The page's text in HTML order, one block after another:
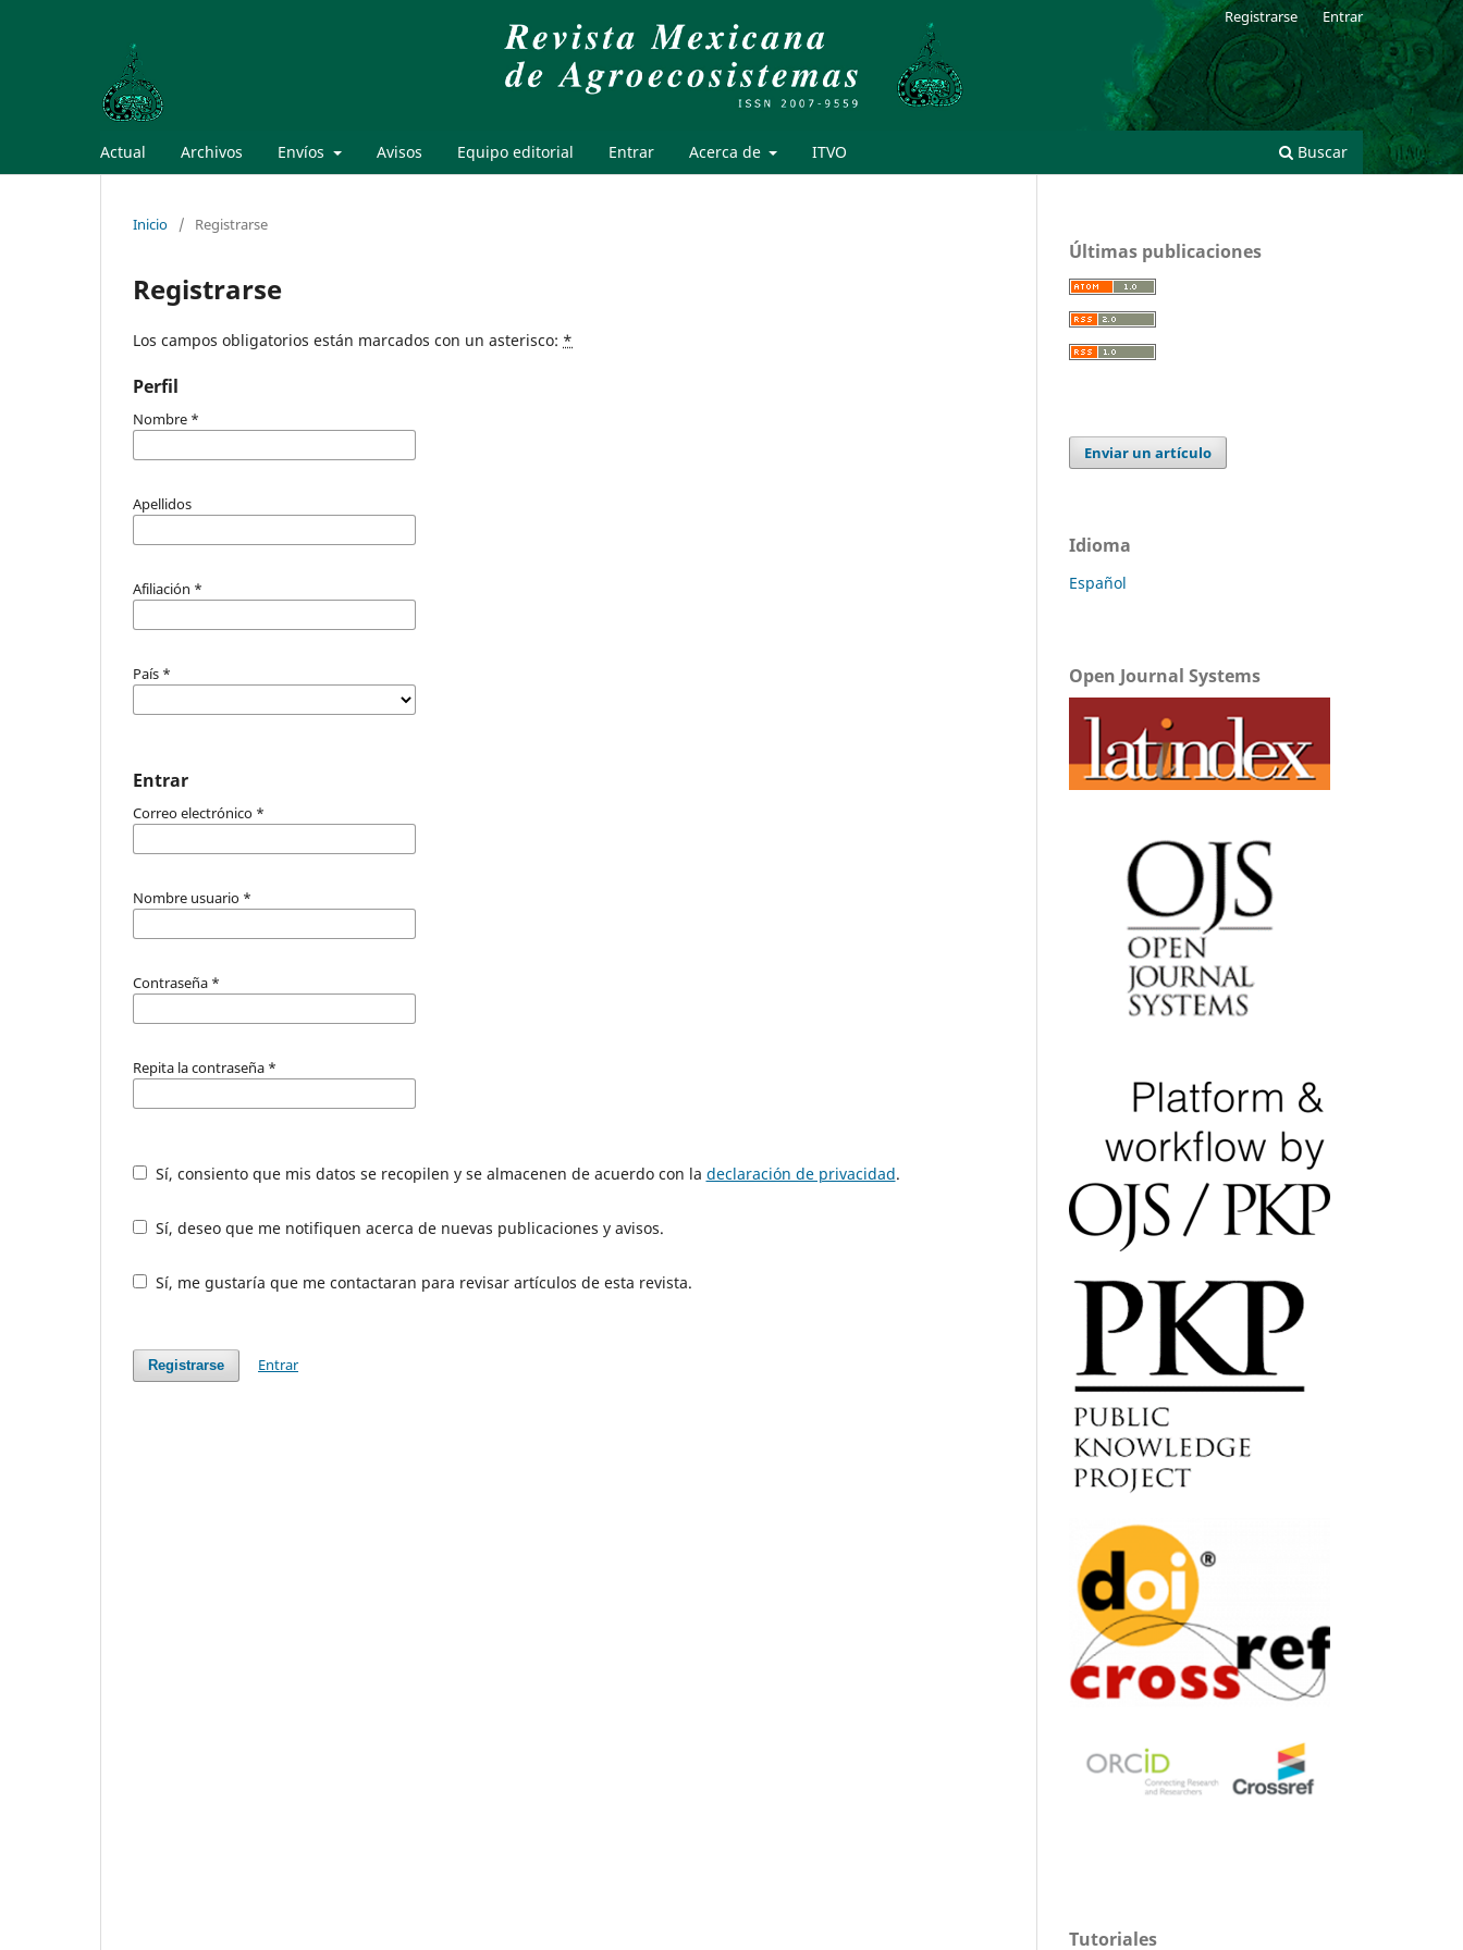
Actual Archivos Envíos Avisos Equipo editorial Entrar Acerca de ITVO Buscar
Registrarse Entrar
Inicio / Registrarse
Registrarse
Los campos obligatorios están marcados con un asterisco: *
Perfil
Nombre *
Apellidos
Afiliación *
País *
Entrar
Correo electrónico *
Nombre usuario *
Contraseña *
Repita la contraseña *
Sí, consiento que mis datos se recopilen y se almacenen de acuerdo con la declaración de privacidad.
Sí, deseo que me notifiquen acerca de nuevas publicaciones y avisos.
Sí, me gustaría que me contactaran para revisar artículos de esta revista.
Registrarse Entrar
Últimas publicaciones
Enviar un artículo
Idioma
Español
Open Journal Systems
Tutoriales